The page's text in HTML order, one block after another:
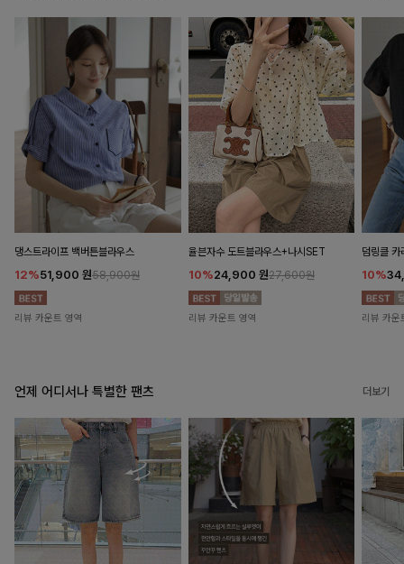
댕스트라이프 백버튼블라우스
12%51,900 원58,900원
리뷰 카운트 영역
율븐자수 도트블라우스+나시SET
10%24,900 원27,600원
리뷰 카운트 영역
덤링클 카
10%
리뷰 카운
언제 어디서나 특별한 팬츠 더보기